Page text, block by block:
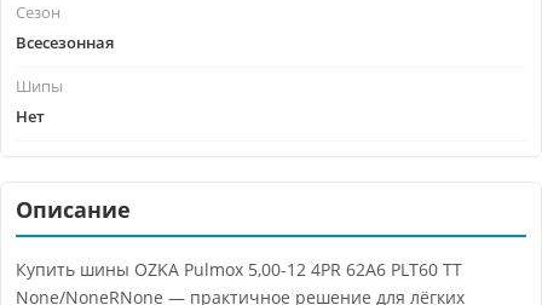
Сезон
Всесезонная
Шипы
Нет
Описание
Купить шины OZKA Pulmox 5,00-12 4PR 62A6 PLT60 TT
None/NoneRNone — практичное решение для лёгких